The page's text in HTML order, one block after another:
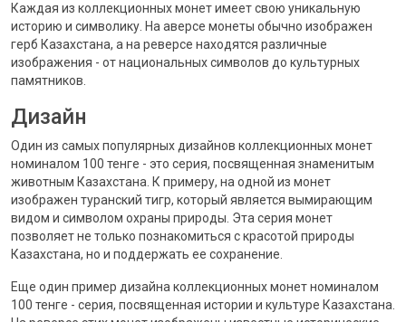
Каждая из коллекционных монет имеет свою уникальную
историю и символику. На аверсе монеты обычно изображен
герб Казахстана, а на реверсе находятся различные
изображения - от национальных символов до культурных
памятников.
Дизайн
Один из самых популярных дизайнов коллекционных монет
номиналом 100 тенге - это серия, посвященная знаменитым
животным Казахстана. К примеру, на одной из монет
изображен туранский тигр, который является вымирающим
видом и символом охраны природы. Эта серия монет
позволяет не только познакомиться с красотой природы
Казахстана, но и поддержать ее сохранение.
Еще один пример дизайна коллекционных монет номиналом
100 тенге - серия, посвященная истории и культуре Казахстана.